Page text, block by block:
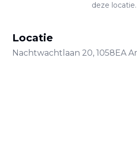
deze locatie.
Locatie
Nachtwachtlaan 20, 1058EA